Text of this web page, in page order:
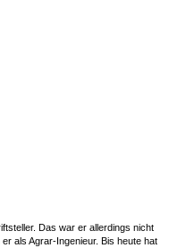
Das war er allerdings nicht
als Agrar-Ingenieur. Bis heute hat